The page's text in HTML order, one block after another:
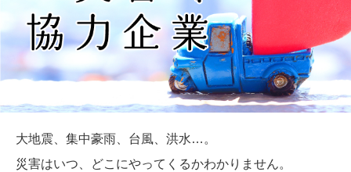
大地震、集中豪雨、台風、洪水…。
災害はいつ、どこにやってくるかわかりません。